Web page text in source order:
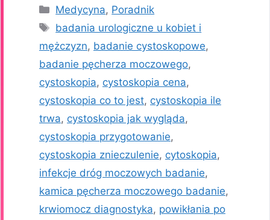
Kategorie
Medycyna, Poradnik
Tagi
badania urologiczne u kobiet i
mężczyzn, badanie cystoskopowe,
badanie pęcherza moczowego,
cystoskopia, cystoskopia cena,
cystoskopia co to jest, cystoskopia ile
trwa, cystoskopia jak wygląda,
cystoskopia przygotowanie,
cystoskopia znieczulenie, cytoskopia,
infekcje dróg moczowych badanie,
kamica pęcherza moczowego badanie,
krwiomocz diagnostyka, powikłania po